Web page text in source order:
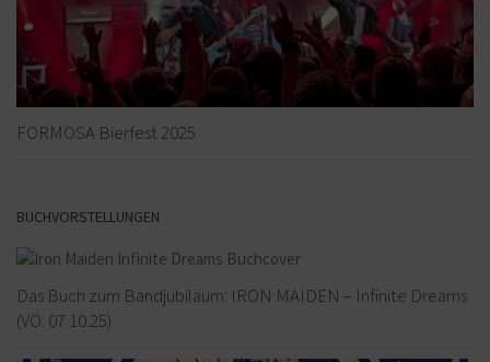
FORMOSA Bierfest 2025
BUCHVORSTELLUNGEN
Das Buch zum Bandjubiläum: IRON MAIDEN – Infinite Dreams
(VÖ: 07.10.25)